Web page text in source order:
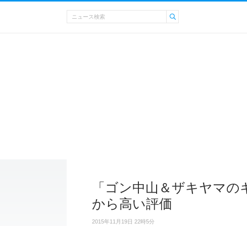
「ゴン中山＆ザキヤマ
から高い評価
2015年11月19日 22時5分